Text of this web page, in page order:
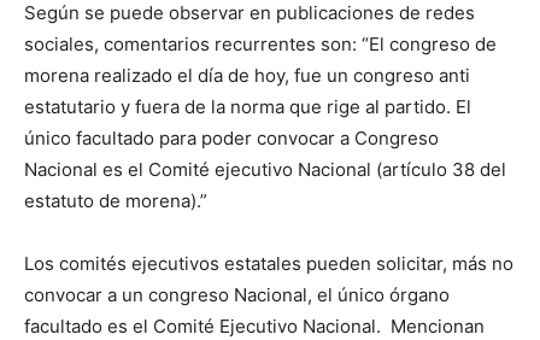
Según se puede observar en publicaciones de redes
sociales, comentarios recurrentes son: “El congreso de
morena realizado el día de hoy, fue un congreso anti
estatutario y fuera de la norma que rige al partido. El
único facultado para poder convocar a Congreso
Nacional es el Comité ejecutivo Nacional (artículo 38 del
estatuto de morena).”
Los comités ejecutivos estatales pueden solicitar, más no
convocar a un congreso Nacional, el único órgano
facultado es el Comité Ejecutivo Nacional. Mencionan